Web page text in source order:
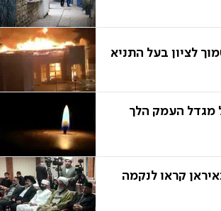
לציון בעל התניא
מגדל העמק הלך
קראו לנקמה